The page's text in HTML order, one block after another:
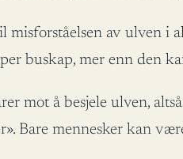
av ulven i
buskap, mer enn den
mot å besjele ulven,
Bare mennesker kan